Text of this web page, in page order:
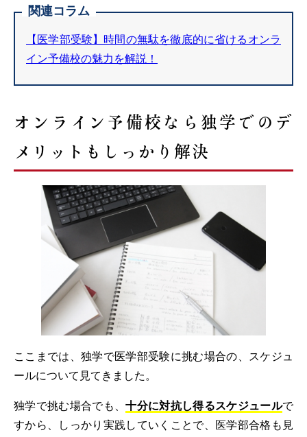
関連コラム
【医学部受験】時間の無駄を徹底的に省けるオンラ
イン予備校の魅力を解説！
オンライン予備校なら独学でのデ
メリットもしっかり解決
ここまでは、独学で医学部受験に挑む場合の、スケジュ
ールについて見てきました。
独学で挑む場合でも、十分に対抗し得るスケジュールで
すから、しっかり実践していくことで、医学部合格も見